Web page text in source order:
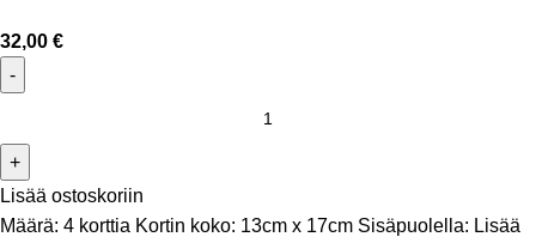
32,00 €
Lisää ostoskoriin
Määrä: 4 korttia Kortin koko: 13cm x 17cm Sisäpuolella: Lisää